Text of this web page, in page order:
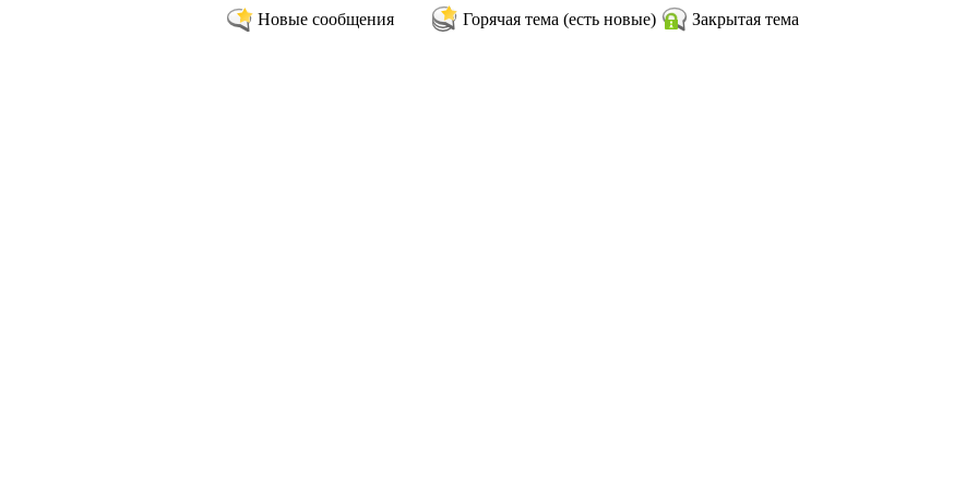
Новые сообщения Горячая тема (есть новые) Закрытая тема